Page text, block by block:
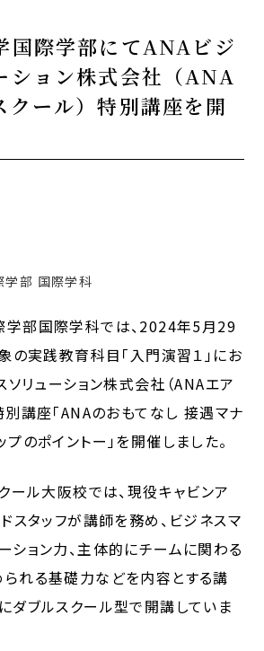
国際学部にてANAビジ
ション株式会社（ANA
クール）特別講座を開
学部 国際学科
部国際学科では、2024年5月29
象の実践教育科目「入門演習１」にお
ソリューション株式会社（ANAエア
別講座「ANAのおもてなし 接遇マナ
のポイントー」を開催しました。
ール大阪校では、現役キャビンア
スタッフが講師を務め、ビジネスマ
ション力、主体的にチームに関わる
れる基礎力などを内容とする講
ダブルスクール型で開講していま